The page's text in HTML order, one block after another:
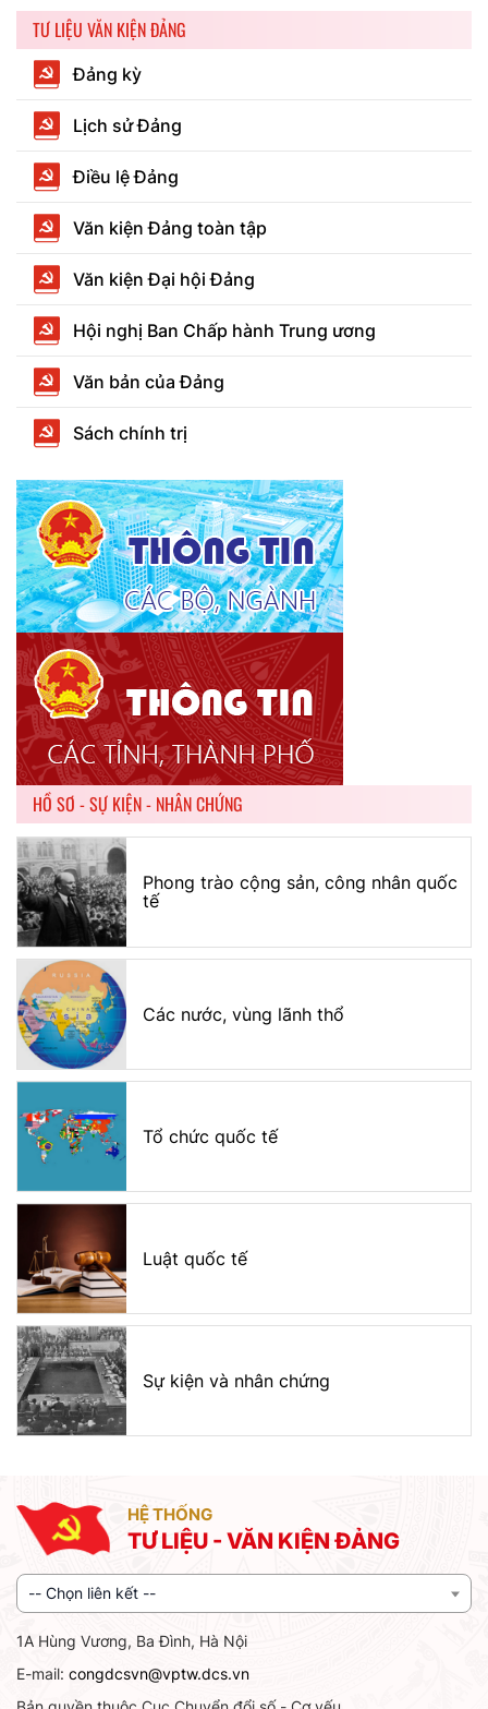
TƯ LIỆU VĂN KIỆN ĐẢNG
Đảng kỳ
Lịch sử Đảng
Điều lệ Đảng
Văn kiện Đảng toàn tập
Văn kiện Đại hội Đảng
Hội nghị Ban Chấp hành Trung ương
Văn bản của Đảng
Sách chính trị
HỒ SƠ - SỰ KIỆN - NHÂN CHỨNG
Phong trào cộng sản, công nhân quốc
tế
Các nước, vùng lãnh thổ
Tổ chức quốc tế
Luật quốc tế
Sự kiện và nhân chứng
HỆ THỐNG
TƯ LIỆU - VĂN KIỆN ĐẢNG
-- Chọn liên kết --
1A Hùng Vương, Ba Đình, Hà Nội
E-mail: congdcsvn@vptw.dcs.vn